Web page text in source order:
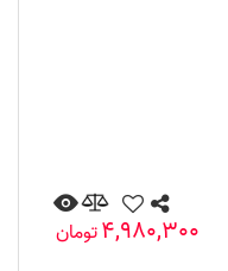
4,980,300تومان